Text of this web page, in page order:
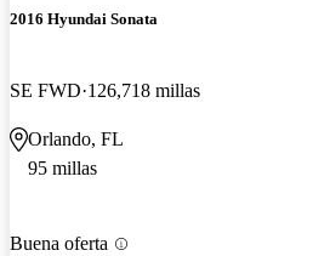
2016 Hyundai Sonata
SE FWD 126,718 millas
Orlando, FL
95 millas
Buena oferta